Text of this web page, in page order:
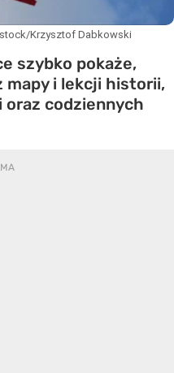
Krzysztof Dabkowski
szybko pokaże,
mapy i lekcji historii,
codziennych